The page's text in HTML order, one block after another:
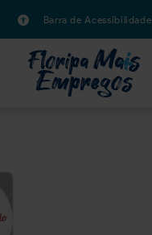
Barra de Acessibilidade